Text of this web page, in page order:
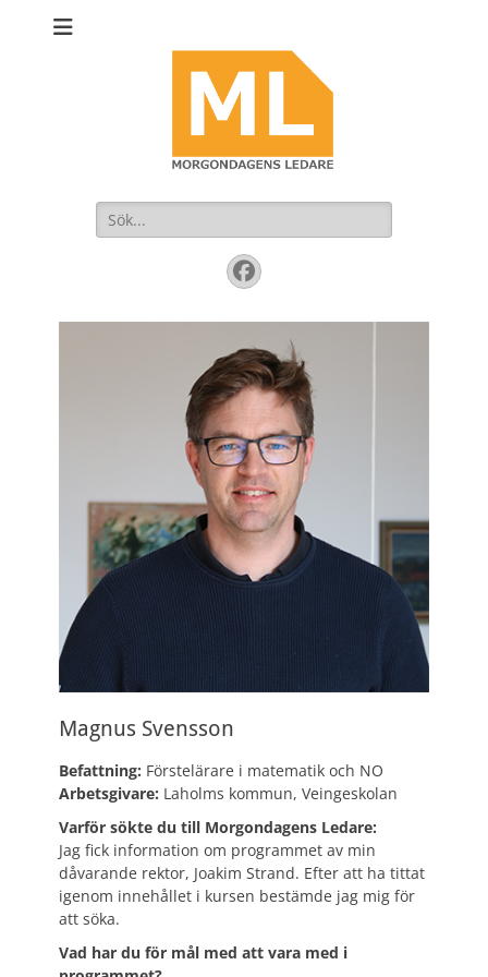
Sök
efter:
Facebook
Magnus Svensson
Befattning: Förstelärare i matematik och NO
Arbetsgivare: Laholms kommun, Veingeskolan
Varför sökte du till Morgondagens Ledare:
Jag fick information om programmet av min
dåvarande rektor, Joakim Strand. Efter att ha tittat
igenom innehållet i kursen bestämde jag mig för
att söka.
Vad har du för mål med att vara med i